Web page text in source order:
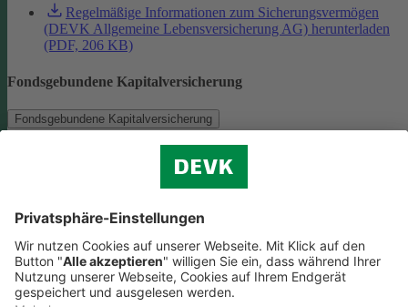
Regelmäßige Informationen zum Sicherungsvermögen
(DEVK Allgemeine Lebensversicherung AG) herunterladen
(PDF, 206 KB)
Fondsgebundene Kapitalversicherung
Fondsgebundene Kapitalversicherung
Als Anlagemöglichkeit mit ökologischen und/oder sozialen
Zu der oben genannten Anlagemöglichkeit finden Sie hier die
nachhaltigkeitsbezogenen Offenlegungen:
Regelmäßige Informationen zum Monega FairInvest Aktien
R aufrufen